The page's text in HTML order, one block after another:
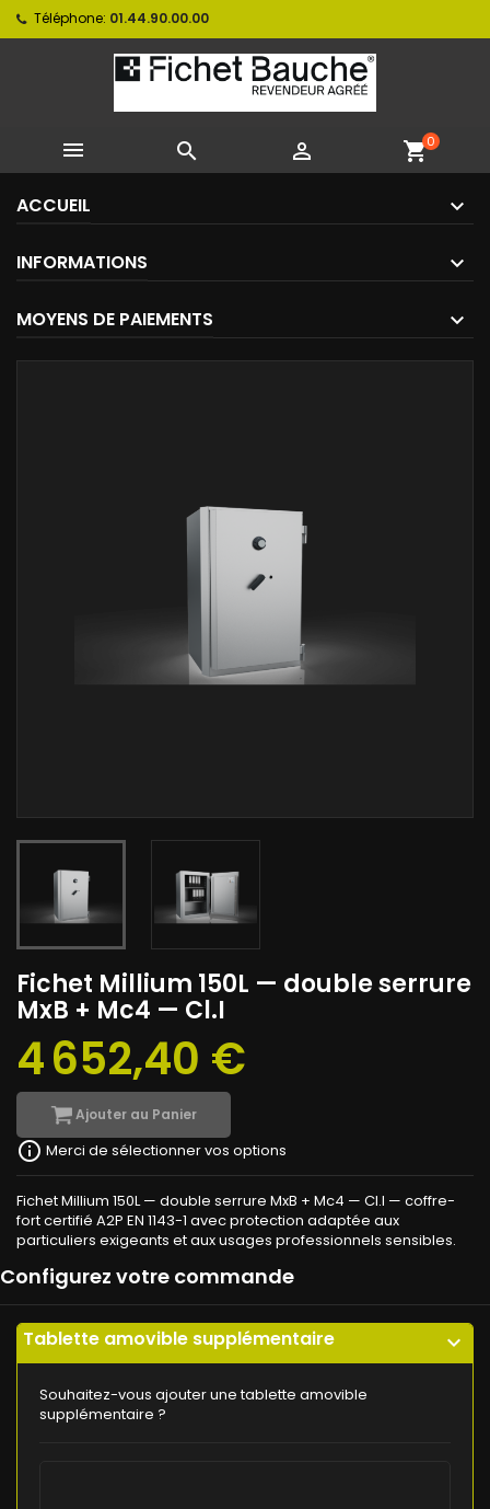
Téléphone: 01.44.90.00.00
   shopping_cart0
ACCUEIL
INFORMATIONS
MOYENS DE PAIEMENTS
Fichet Millium 150L — double serrure
MxB + Mc4 — Cl.I
4 652,40 €
Ajouter au Panier
info_outline Merci de sélectionner vos options
Fichet Millium 150L — double serrure MxB + Mc4 — Cl.I — coffre-
fort certifié A2P EN 1143-1 avec protection adaptée aux
particuliers exigeants et aux usages professionnels sensibles.
Configurez votre commande
Tablette amovible supplémentaire expand_more
Souhaitez-vous ajouter une tablette amovible
supplémentaire ?